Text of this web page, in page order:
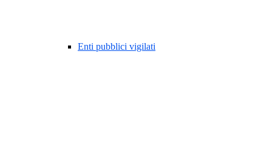
Enti pubblici vigilati